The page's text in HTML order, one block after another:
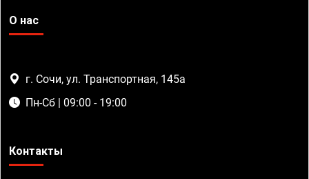
О нас
г. Сочи, ул. Транспортная, 145а
Пн-Сб | 09:00 - 19:00
Контакты